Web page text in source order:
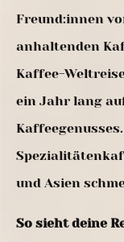
Freund:innen
anhaltenden
Kaffee-
ein Jahr lang
und Asien
So sieht deine